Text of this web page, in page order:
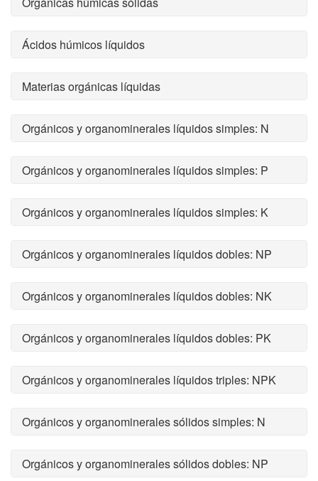
Ácidos húmicos líquidos
Materias orgánicas líquidas
Orgánicos y organominerales líquidos simples: N
Orgánicos y organominerales líquidos simples: P
Orgánicos y organominerales líquidos simples: K
Orgánicos y organominerales líquidos dobles: NP
Orgánicos y organominerales líquidos dobles: NK
Orgánicos y organominerales líquidos dobles: PK
Orgánicos y organominerales líquidos triples: NPK
Orgánicos y organominerales sólidos simples: N
Orgánicos y organominerales sólidos dobles: NP